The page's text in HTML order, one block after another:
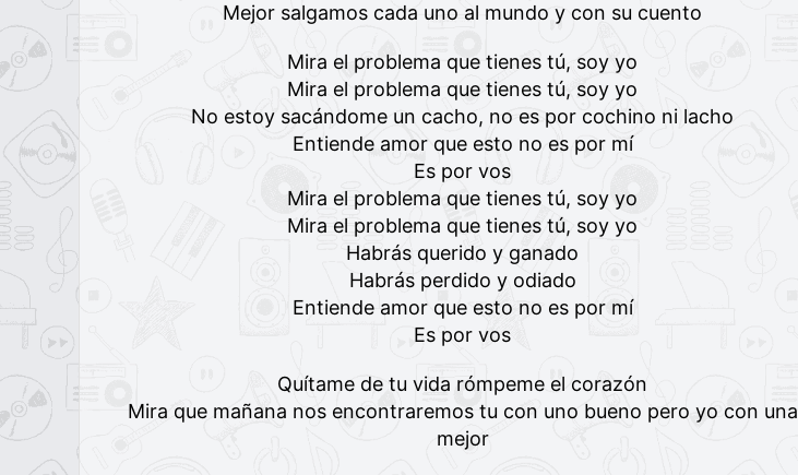
Mejor salgamos cada uno al mundo y con su cuento
Mira el problema que tienes tú, soy yo
Mira el problema que tienes tú, soy yo
No estoy sacándome un cacho, no es por cochino ni lacho
Entiende amor que esto no es por mí
Es por vos
Mira el problema que tienes tú, soy yo
Mira el problema que tienes tú, soy yo
Habrás querido y ganado
Habrás perdido y odiado
Entiende amor que esto no es por mí
Es por vos
Quítame de tu vida rómpeme el corazón
Mira que mañana nos encontraremos tu con uno bueno pero yo con una
mejor